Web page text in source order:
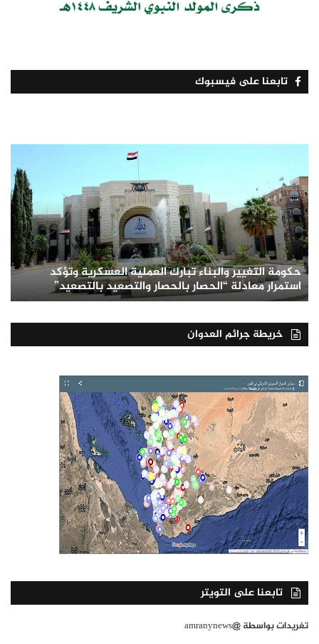
تابعنا على فيسبوك
حكومة التغيير والبناء تبارك العملية العسكرية وتؤكد
استمرار معادلة “الحصار بالحصار والتصعيد بالتصعيد”
خريطة جرائم العدوان
تابعنا على التويتر
تغريدات بواسطة @amranynews